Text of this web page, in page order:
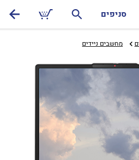
סניפים
מחשבים ניידים‏